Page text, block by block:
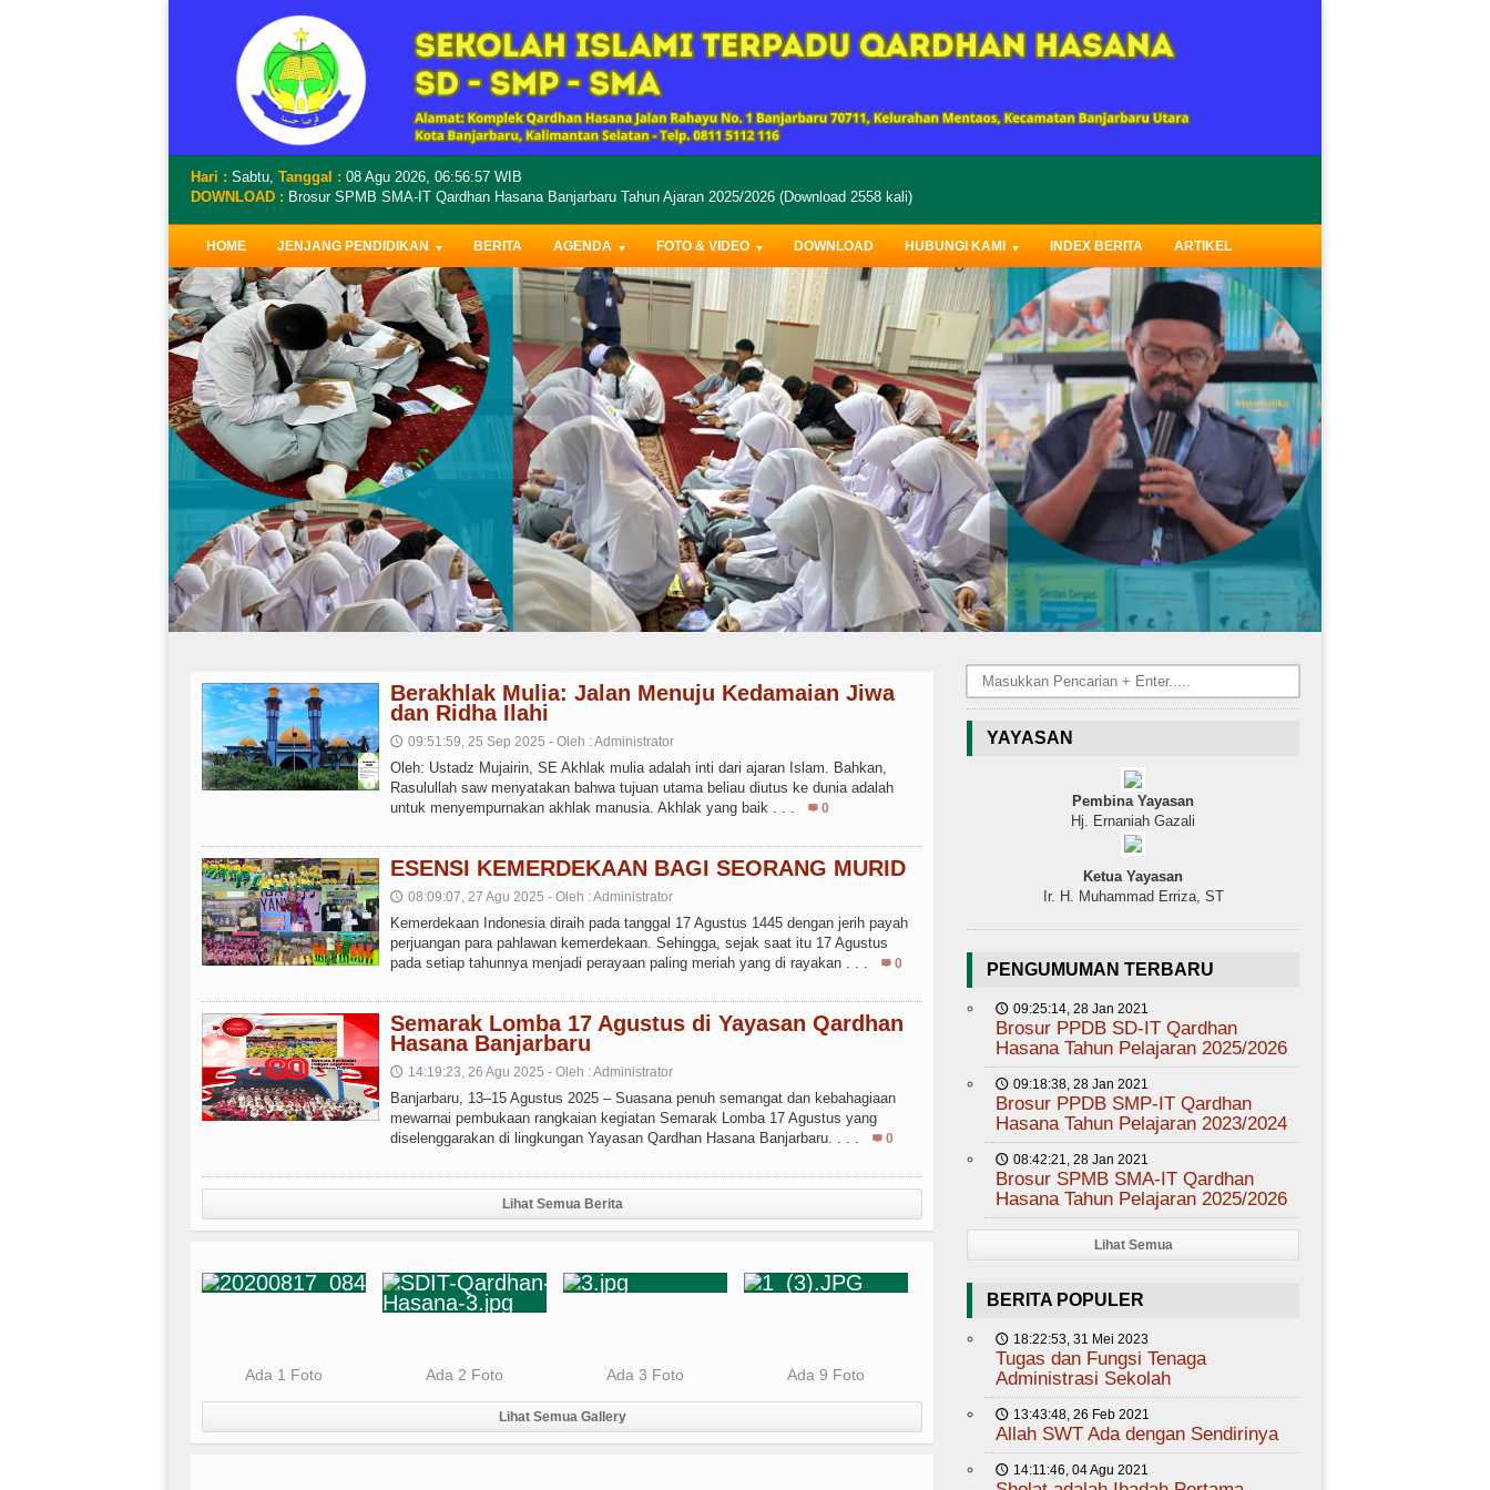
Hari : Sabtu, Tanggal : 08 Agu 2026, 06:56:58 WIB
DOWNLOAD : Brosur SPMB SMA-IT Qardhan Hasana Banjarbaru Tahun Ajaran 2025/2026 (Download 2558 kali)
HOME JENJANG PENDIDIKAN BERITA AGENDA FOTO & VIDEO DOWNLOAD HUBUNGI KAMI INDEX BERITA ARTIKEL
Caption text
Berakhlak Mulia: Jalan Menuju Kedamaian Jiwa
dan Ridha Ilahi
🕔 09:51:59, 25 Sep 2025 - Oleh : Administrator
Oleh: Ustadz Mujairin, SE Akhlak mulia adalah inti dari ajaran Islam. Bahkan,
Rasulullah saw menyatakan bahwa tujuan utama beliau diutus ke dunia adalah
untuk menyempurnakan akhlak manusia. Akhlak yang baik . . .
0
ESENSI KEMERDEKAAN BAGI SEORANG MURID
🕔 08:09:07, 27 Agu 2025 - Oleh : Administrator
Kemerdekaan Indonesia diraih pada tanggal 17 Agustus 1445 dengan jerih payah
perjuangan para pahlawan kemerdekaan. Sehingga, sejak saat itu 17 Agustus
pada setiap tahunnya menjadi perayaan paling meriah yang di rayakan . . .
0
Semarak Lomba 17 Agustus di Yayasan Qardhan
Hasana Banjarbaru
🕔 14:19:23, 26 Agu 2025 - Oleh : Administrator
Banjarbaru, 13–15 Agustus 2025 – Suasana penuh semangat dan kebahagiaan
mewarnai pembukaan rangkaian kegiatan Semarak Lomba 17 Agustus yang
diselenggarakan di lingkungan Yayasan Qardhan Hasana Banjarbaru. . . .
0
Lihat Semua Berita
Ada 1 Foto Ada 2 Foto Ada 3 Foto Ada 9 Foto
Lihat Semua Gallery
YAYASAN
Pembina Yayasan
Hj. Ernaniah Gazali
Ketua Yayasan
Ir. H. Muhammad Erriza, ST
PENGUMUMAN TERBARU
🕔 09:25:14, 28 Jan 2021
Brosur PPDB SD-IT Qardhan
Hasana Tahun Pelajaran 2025/2026
🕔 09:18:38, 28 Jan 2021
Brosur PPDB SMP-IT Qardhan
Hasana Tahun Pelajaran 2023/2024
🕔 08:42:21, 28 Jan 2021
Brosur SPMB SMA-IT Qardhan
Hasana Tahun Pelajaran 2025/2026
Lihat Semua
BERITA POPULER
🕔 18:22:53, 31 Mei 2023
Tugas dan Fungsi Tenaga
Administrasi Sekolah
🕔 13:43:48, 26 Feb 2021
Allah SWT Ada dengan Sendirinya
🕔 14:11:46, 04 Agu 2021